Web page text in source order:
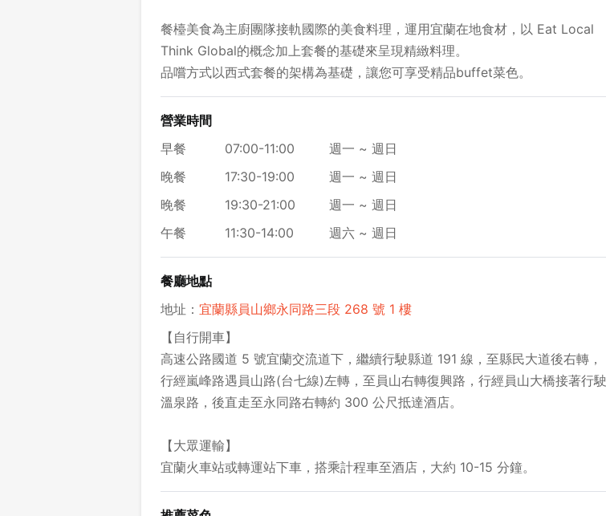
餐檯美食為主廚團隊接軌國際的美食料理，運用宜蘭在地食材，以 Eat Local
Think Global的概念加上套餐的基礎來呈現精緻料理。
品嚐方式以西式套餐的架構為基礎，讓您可享受精品buffet菜色。
營業時間
早餐
07:00-11:00
週一 ~ 週日
晚餐
17:30-19:00
週一 ~ 週日
晚餐
19:30-21:00
週一 ~ 週日
午餐
11:30-14:00 週六 ~ 週日
餐廳地點
地址： 宜蘭縣員山鄉永同路三段 268 號 1 樓
【自行開車】
高速公路國道 5 號宜蘭交流道下，繼續行駛縣道 191 線，至縣民大道後右轉，
行經嵐峰路遇員山路(台七線)左轉，至員山右轉復興路，行經員山大橋接著行駛
溫泉路，後直走至永同路右轉約 300 公尺抵達酒店。
【大眾運輸】
宜蘭火車站或轉運站下車，搭乘計程車至酒店，大約 10-15 分鐘。